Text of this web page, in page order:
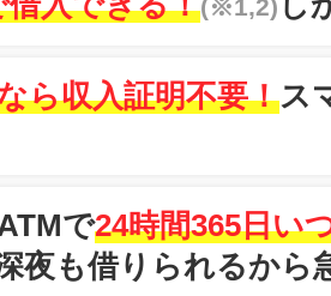
(※1,2)
ら収入証明不要！ス
で24時間365日い
夜も借りられるか